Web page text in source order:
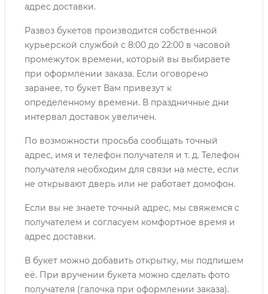
адрес доставки.
Развоз букетов производится собственной
курьерской службой с 8:00 до 22:00 в часовой
промежуток времени, который вы выбираете
при оформлении заказа. Если оговорено
заранее, то букет Вам привезут к
определенному времени. В праздничные дни
интервал доставок увеличен.
По возможности просьба сообщать точный
адрес, имя и телефон получателя и т. д. Телефон
получателя необходим для связи на месте, если
не открывают дверь или не работает домофон.
Если вы не знаете точный адрес, мы свяжемся с
получателем и согласуем комфортное время и
адрес доставки.
В букет можно добавить открытку, мы подпишем
её. При вручении букета можно сделать фото
получателя (галочка при оформлении заказа).